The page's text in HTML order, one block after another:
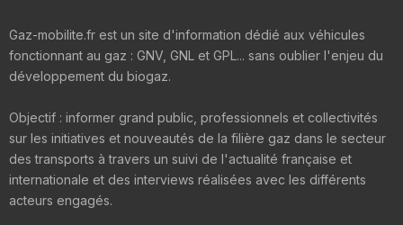
Gaz-mobilite.fr est un site d'information dédié aux véhicules
fonctionnant au gaz : GNV, GNL et GPL... sans oublier l'enjeu du
développement du biogaz.
Objectif : informer grand public, professionnels et collectivités
sur les initiatives et nouveautés de la filière gaz dans le secteur
des transports à travers un suivi de l'actualité française et
internationale et des interviews réalisées avec les différents
acteurs engagés.